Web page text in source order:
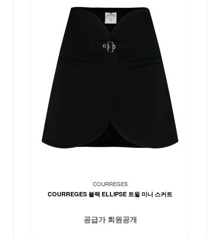
COURREGES
COURREGES 블랙 ELLIPSE 트윌 미니 스커트
공급가 회원공개